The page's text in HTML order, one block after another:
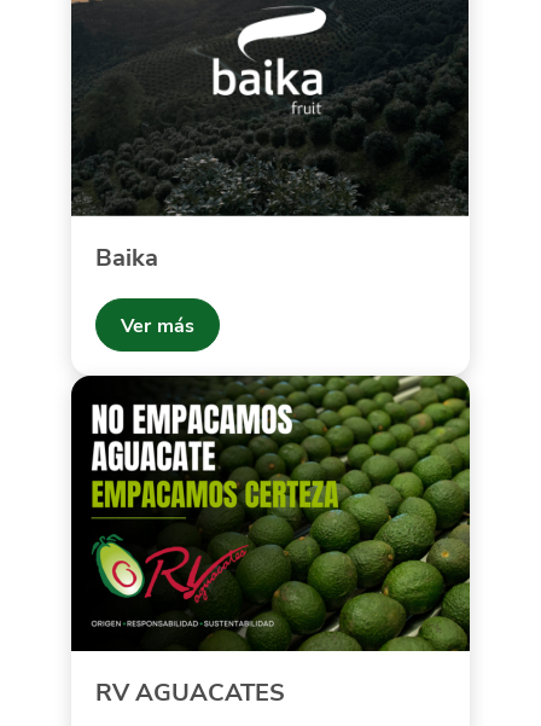
Baika
Ver más
RV AGUACATES